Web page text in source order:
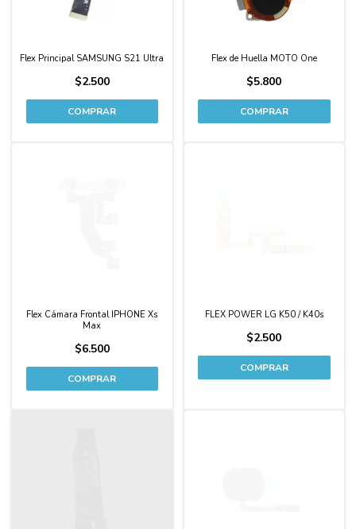
Flex Principal SAMSUNG S21 Ultra
$2.500
Flex de Huella MOTO One
$5.800
COMPRAR
Flex Cámara Frontal IPHONE Xs
Max
$6.500
FLEX POWER LG K50 / K40s
$2.500